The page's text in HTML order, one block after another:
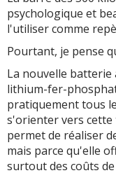
psychologique et
l'utiliser comme
Pourtant, je pense
La nouvelle batterie
lithium-fer-
pratiquement tous
s'orienter vers cette
permet de réaliser
mais parce qu'elle
surtout des coûts